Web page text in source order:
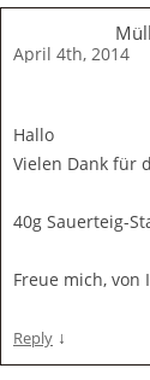
April 4th, 2014
Hallo
Vielen Dank für
40g Sauerteig-
Freue mich, von
Reply ↓